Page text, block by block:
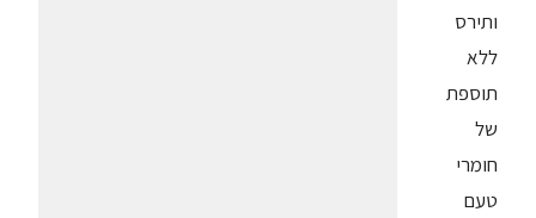
ותירס
ללא
תוספת
של
חומרי
טעם